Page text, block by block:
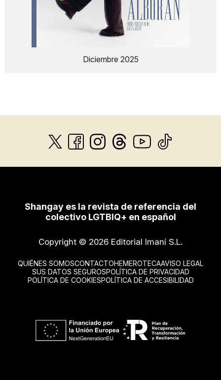
Diciembre 2025
Shangay es la revista de referencia del
colectivo LGTBIQ+ en español
Copyright © 2026 Editorial Imaní S.L.
QUIÉNES SOMOSCONTACTOHEMEROTECAAVISO LEGAL
SUS DATOS SEGUROSPOLÍTICA DE PRIVACIDAD
POLÍTICA DE COOKIESPOLÍTICA DE ACCESIBILIDAD